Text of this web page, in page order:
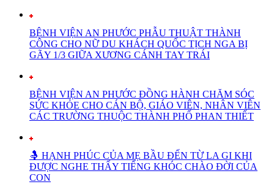
BỆNH VIỆN AN PHƯỚC PHẪU THUẬT THÀNH
CÔNG CHO NỮ DU KHÁCH QUỐC TỊCH NGA BỊ
GÃY 1/3 GIỮA XƯƠNG CÁNH TAY TRÁI
BỆNH VIỆN AN PHƯỚC ĐỒNG HÀNH CHĂM SÓC
SỨC KHỎE CHO CÁN BỘ, GIÁO VIÊN, NHÂN VIÊN
CÁC TRƯỜNG THUỘC THÀNH PHỐ PHAN THIẾT
🤱 HẠNH PHÚC CỦA MẸ BẦU ĐẾN TỪ LA GI KHI
ĐƯỢC NGHE THẤY TIẾNG KHÓC CHÀO ĐỜI CỦA
CON